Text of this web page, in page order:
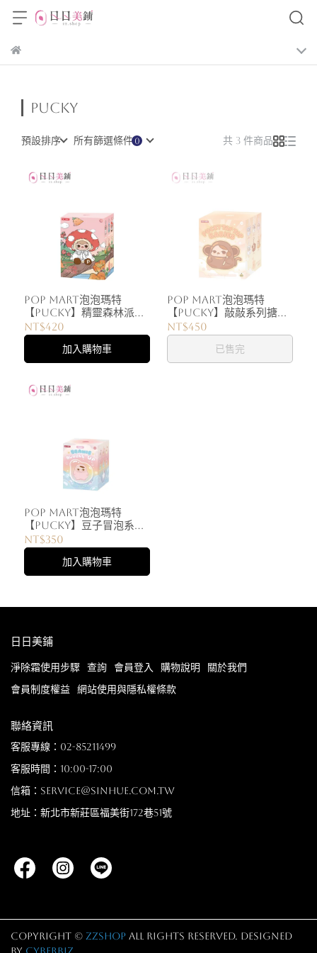
PUCKY
預設排序 所有篩選條件 共 3 件商品
POP MART泡泡瑪特
【PUCKY】精靈森林派對
系列搪膠毛絨掛件 (多款可
選)
NT$420
加入購物車
POP MART泡泡瑪特
【PUCKY】敲敲系列搪膠
毛絨掛件 (多款可選)
NT$450
已售完
POP MART泡泡瑪特
【PUCKY】豆子冒泡系列
毛絨掛件 (多款可選)
NT$350
加入購物車
日日美鋪
淨除霜使用步驟 查詢 會員登入 購物說明
關於我們
會員制度權益
網站使用與隱私權條款
聯絡資訊
客服專線：02-85211499
客服時間：10:00-17:00
信箱：service@sinhue.com.tw
地址：新北市新莊區福美街172巷51號
Copyright © zzshop All Rights Reserved. Designed